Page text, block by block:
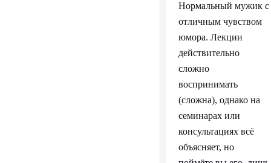
Нормальный мужик с
отличным чувством
юмора. Лекции
действительно
сложно
воспринимать
(сложна), однако на
семинарах или
консультациях всё
объясняет, но